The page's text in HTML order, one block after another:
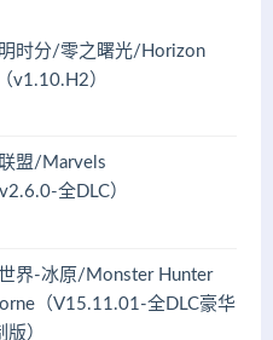
时分/零之曙光/Horizon
v1.10.H2）
盟/Marvels
全DLC）
界-冰原/Monster Hunter
（V15.11.01-全DLC豪华
）